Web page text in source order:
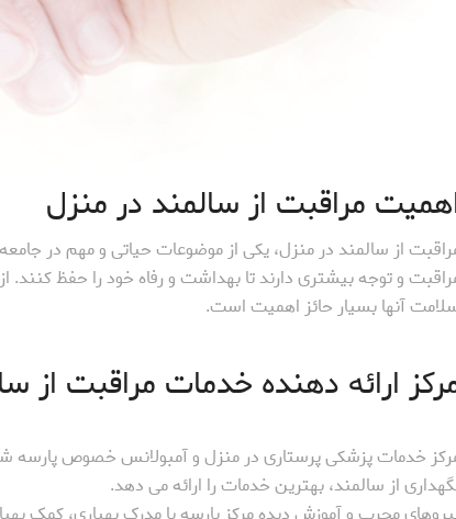
مراقبت از سالمند در منزل
از سالمند در منزل، یکی از موضوعات حیاتی و مهم در
و توجه بیشتری دارند تا بهداشت و رفاه خود را حفظ کنند. از
آنها بسیار حائز اهمیت است.
ارائه دهنده خدمات مراقبت از
خدمات پزشکی پرستاری در منزل و آمبولانس خصوص پارسه
از سالمند، بهترین خدمات را ارائه می دهد.